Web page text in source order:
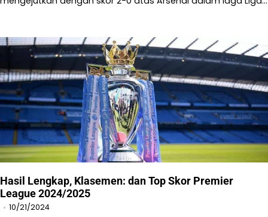
Hasil Lengkap, Klasemen: dan Top Skor Premier
League 2024/2025
10/21/2024